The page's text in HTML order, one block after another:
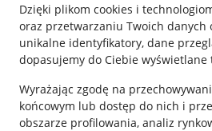
Dzięki plikom cookies i
oraz przetwarzaniu Twoich danych
unikalne identyfikatory, dane
dopasujemy do Ciebie wyświetlane
Wyrażając zgodę na
końcowym lub dostęp do nich i
obszarze profilowania, analiz